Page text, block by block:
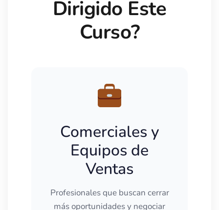
Dirigido Este
Curso?
Comerciales y
Equipos de
Ventas
Profesionales que buscan cerrar
más oportunidades y negociar